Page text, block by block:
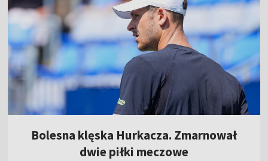
Bolesna klęska Hurkacza. Zmarnował
dwie piłki meczowe